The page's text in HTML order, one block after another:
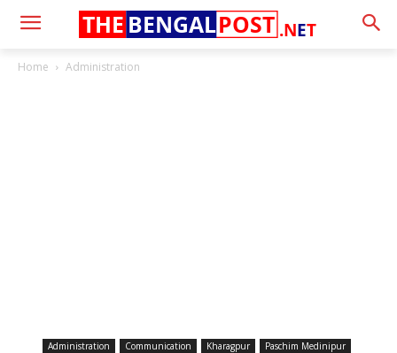
.NET
THE BENGALPOST
Home Administration
Administration Communication Kharagpur Paschim Medinipur